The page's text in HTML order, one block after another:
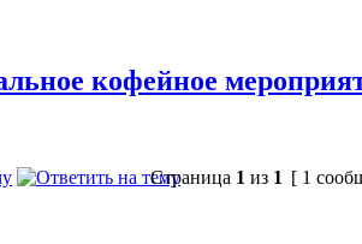
кофейное
Страница 1 из 1 [ 1